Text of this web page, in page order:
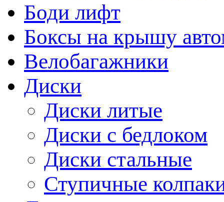
Боди лифт
Боксы на крышу
Велобагажники
Диски
Диски литые
Диски с бедлоком
Диски стальные
Ступичные